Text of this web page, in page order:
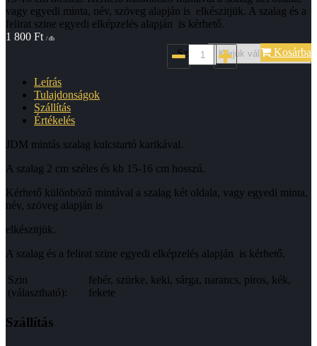
vagy egyedi minta, név, szöveg alapján is elkészitjük. A szalag és a
felirat szine egyedi elképzelés alapján is kérhető.
1 800 Ft / db
Szin*: Kosárba
Leírás
Tulajdonságok
Szállítás
Értékelés
JDM mintás szalag kulcstartó karikával.
A szalag 2 cm széles és kb 15-16 cm hosszú.
Kérhető különböző mintával a szalag két oldala, vagy egyedi minta,
név, szöveg alapján is
elkészitjük.
A szalag és a felirat szine egyedi elképzelés alapján is kérhető.
Szin
(választható):
fehér, szürke, keki, sárga, narancs, piros, kék,
fekete
Szállítás